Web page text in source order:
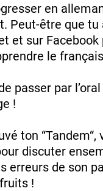
en
Peut-être que
et sur
le
passer par
!
ton
discuter
erreurs de son
!